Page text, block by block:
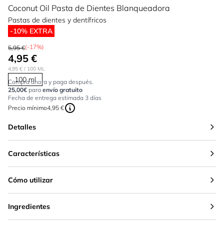
Coconut Oil Pasta de Dientes Blanqueadora
Pastas de dientes y dentífricos
-10% EXTRA
5,95 €(-17%)
4,95 €
4,95 € / 100 ML
100 ml
Compra ahora y paga después.
25,00€ para envío gratuito
Fecha de entrega estimada 3 días
Precio mínimo4,95 €
Detalles
Características
Cómo utilizar
Ingredientes